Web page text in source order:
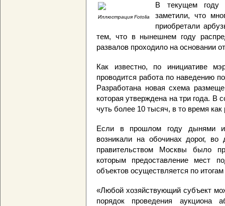
Иллюстрация Fotolia
В текущем году
заметили, что
приобретали
тем, что в нынешнем году
развалов проходило на основании
Как известно, по инициативе
проводится работа по наведению
Разработана новая схема
которая утверждена на три года. В
чуть более 10 тысяч, в то время
Если в прошлом году дынями и
возникали на обочинах дорог,
правительством Москвы было
которым предоставление мест
объектов осуществляется по
«Любой хозяйствующий субъект
порядок проведения аукциона